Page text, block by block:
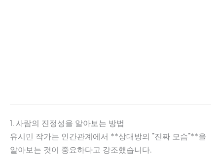
1. 사람의 진정성을 알아보는 방법
유시민 작가는 인간관계에서 **상대방의 "진짜 모습"**을
알아보는 것이 중요하다고 강조했습니다.